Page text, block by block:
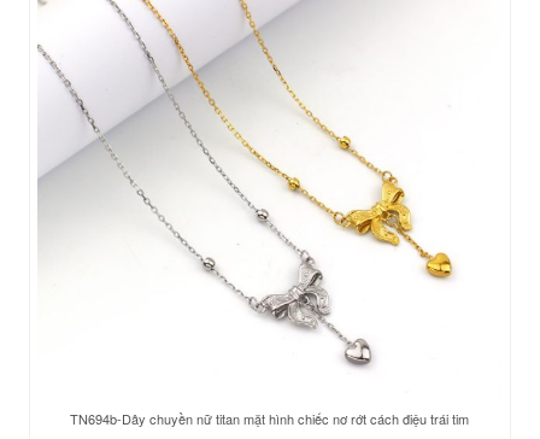
TN694b-Dây chuyền nữ titan mặt hình chiếc nơ rớt cách điệu trái tim